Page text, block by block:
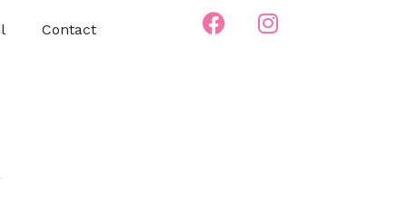
Contact